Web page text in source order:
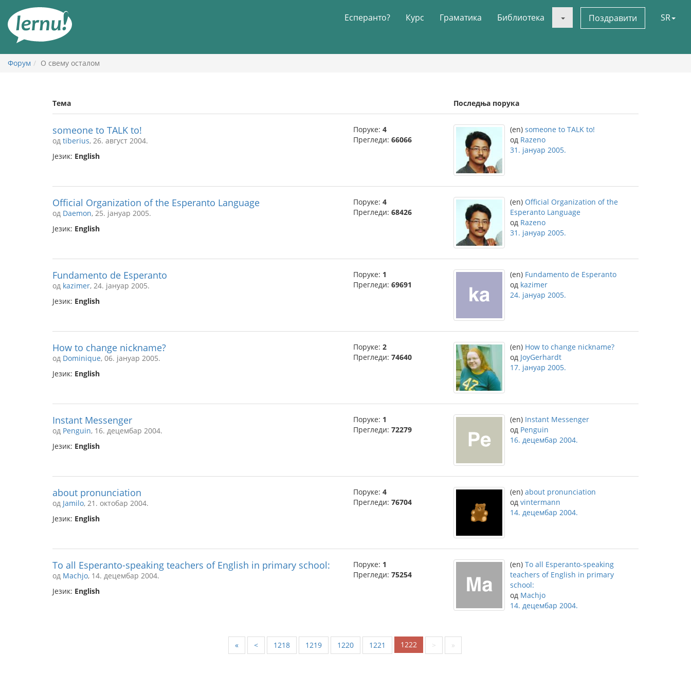
садржају
Есперанто? Курс Граматика Библиотека Поздравити SR
Форум О свему осталом
Тема Последња порука
someone to TALK to!
од tiberius, 26. август 2004.
Језик: English
Поруке: 4
Прегледи: 66066
(en) someone to TALK to!
од Razeno
31. јануар 2005.
Official Organization of the Esperanto Language
од Daemon, 25. јануар 2005.
Језик: English
Поруке: 4
Прегледи: 68426
(en) Official Organization of the
Esperanto Language
од Razeno
31. јануар 2005.
Fundamento de Esperanto
од kazimer, 24. јануар 2005.
Језик: English
Поруке: 1
Прегледи: 69691
(en) Fundamento de Esperanto
од kazimer
24. јануар 2005.
How to change nickname?
од Dominique, 06. јануар 2005.
Језик: English
Поруке: 2
Прегледи: 74640
(en) How to change nickname?
од JoyGerhardt
17. јануар 2005.
Instant Messenger
од Penguin, 16. децембар 2004.
Језик: English
Поруке: 1
Прегледи: 72279
(en) Instant Messenger
од Penguin
16. децембар 2004.
about pronunciation
од Jamilo, 21. октобар 2004.
Језик: English
Поруке: 4
Прегледи: 76704
(en) about pronunciation
од vintermann
14. децембар 2004.
To all Esperanto-speaking teachers of English in primary school:
од Machjo, 14. децембар 2004.
Језик: English
Поруке: 1
Прегледи: 75254
(en) To all Esperanto-speaking
teachers of English in primary
school:
од Machjo
14. децембар 2004.
« < 1218 1219 1220 1221 1222 > »